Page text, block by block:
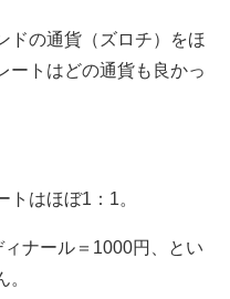
ドの通貨（ズロチ）をほ
ートはどの通貨も良かっ
トはほぼ1：1。
ナール＝1000円、とい
。